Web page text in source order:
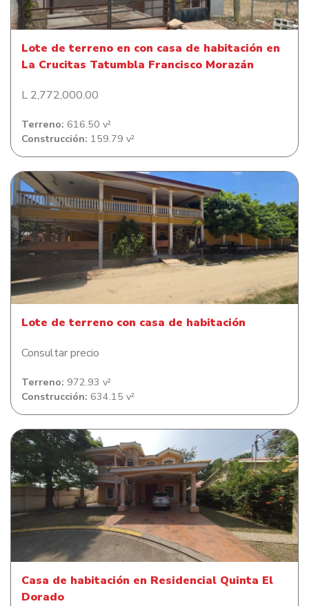
Lote de terreno en con casa de habitación en
La Crucitas Tatumbla Francisco Morazán
L 2,772,000.00
Terreno: 616.50 v²
Construcción: 159.79 v²
Lote de terreno con casa de habitación
Lote de terreno con casa de habitación
Consultar precio
Terreno: 972.93 v²
Construcción: 634.15 v²
Casa de habitación en Residencial Quinta El Dorado
Casa de habitación en Residencial Quinta El
Dorado